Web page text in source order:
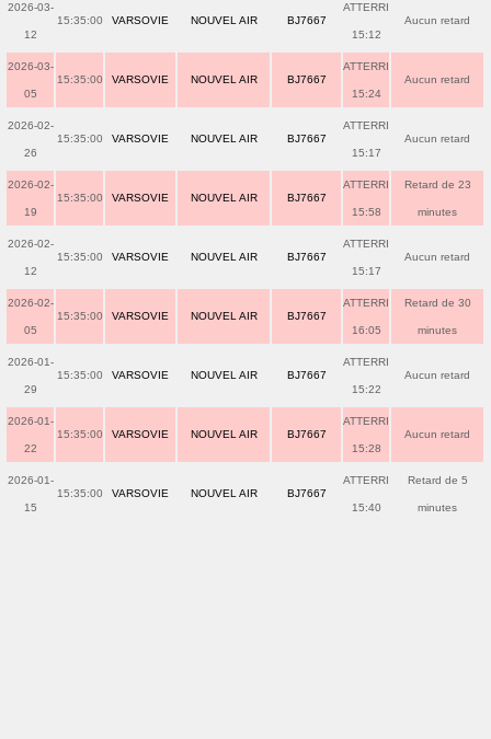
2026-03-
12
15:35:00 VARSOVIE NOUVEL AIR BJ7667
ATTERRI
15:12
Aucun retard
2026-03-
05
15:35:00 VARSOVIE NOUVEL AIR BJ7667
ATTERRI
15:24
Aucun retard
2026-02-
26
15:35:00 VARSOVIE NOUVEL AIR BJ7667
ATTERRI
15:17
Aucun retard
2026-02-
19
15:35:00 VARSOVIE NOUVEL AIR BJ7667
ATTERRI
15:58
Retard de 23
minutes
2026-02-
12
15:35:00 VARSOVIE NOUVEL AIR BJ7667
ATTERRI
15:17
Aucun retard
2026-02-
05
15:35:00 VARSOVIE NOUVEL AIR BJ7667
ATTERRI
16:05
Retard de 30
minutes
2026-01-
29
15:35:00 VARSOVIE NOUVEL AIR BJ7667
ATTERRI
15:22
Aucun retard
2026-01-
22
15:35:00 VARSOVIE NOUVEL AIR BJ7667
ATTERRI
15:28
Aucun retard
2026-01-
15
15:35:00 VARSOVIE NOUVEL AIR BJ7667
ATTERRI
15:40
Retard de 5
minutes